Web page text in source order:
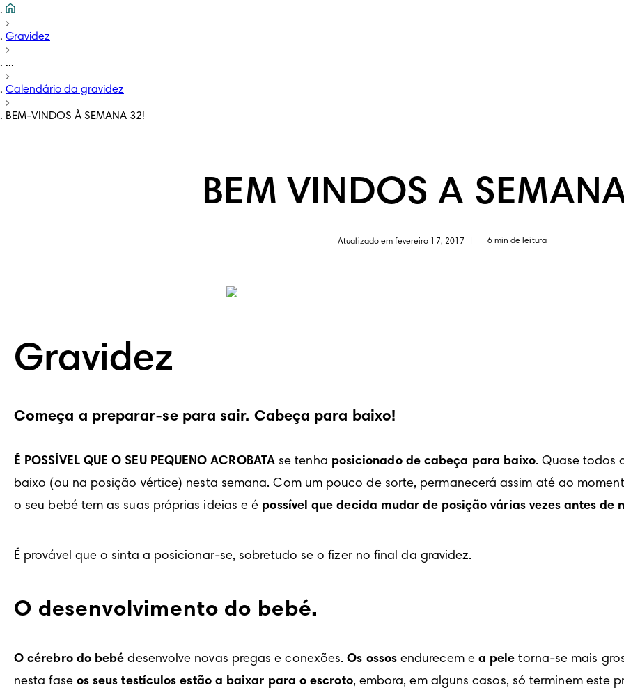
Gravidez
...
Calendário da gravidez
BEM-VINDOS À SEMANA 32!
BEM VINDOS A
Atualizado em fevereiro 17, 2017 6 min de leitura
Gravidez
Começa a preparar-se para sair. Cabeça para baixo!
É POSSÍVEL QUE O SEU PEQUENO ACROBATA se tenha posicionado de cabeça para baixo. Quase todos
baixo (ou na posição vértice) nesta semana. Com um pouco de sorte, permanecerá assim até ao
o seu bebé tem as suas próprias ideias e é possível que decida mudar de posição várias vezes antes de
É provável que o sinta a posicionar-se, sobretudo se o fizer no final da gravidez.
O desenvolvimento do bebé.
O cérebro do bebé desenvolve novas pregas e conexões. Os ossos endurecem e a pele torna-se mais
nesta fase os seus testículos estão a baixar para o escroto, embora, em alguns casos, só terminem este